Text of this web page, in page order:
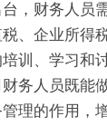
，财务人员
、企业所得
训、学习和
务人员既能
理的作用，